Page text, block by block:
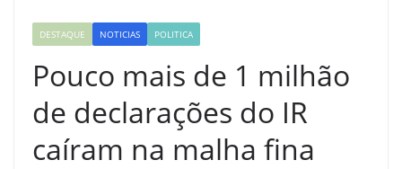
DESTAQUE NOTICIAS POLITICA
Pouco mais de 1 milhão
de declarações do IR
caíram na malha fina